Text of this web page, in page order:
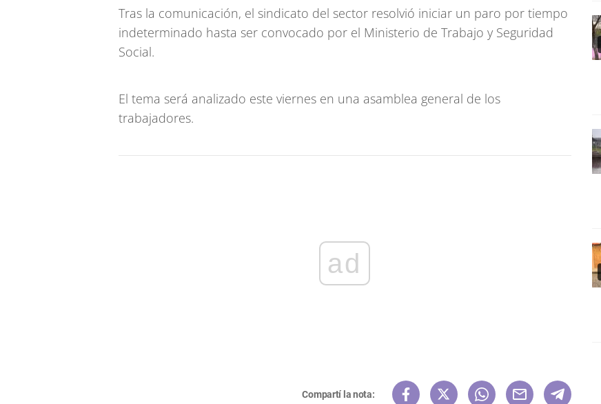
Tras la comunicación, el sindicato del sector resolvió iniciar un paro por tiempo
indeterminado hasta ser convocado por el Ministerio de Trabajo y Seguridad
Social.
El tema será analizado este viernes en una asamblea general de los
trabajadores.
ad
Compartí la nota: